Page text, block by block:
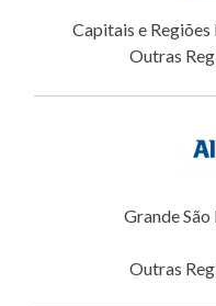
Capitais e
Outras
Grande
Outras